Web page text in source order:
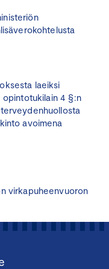
laeiksi
opintotukilain 4 §:n
avoimena
virkapuheenvuoron